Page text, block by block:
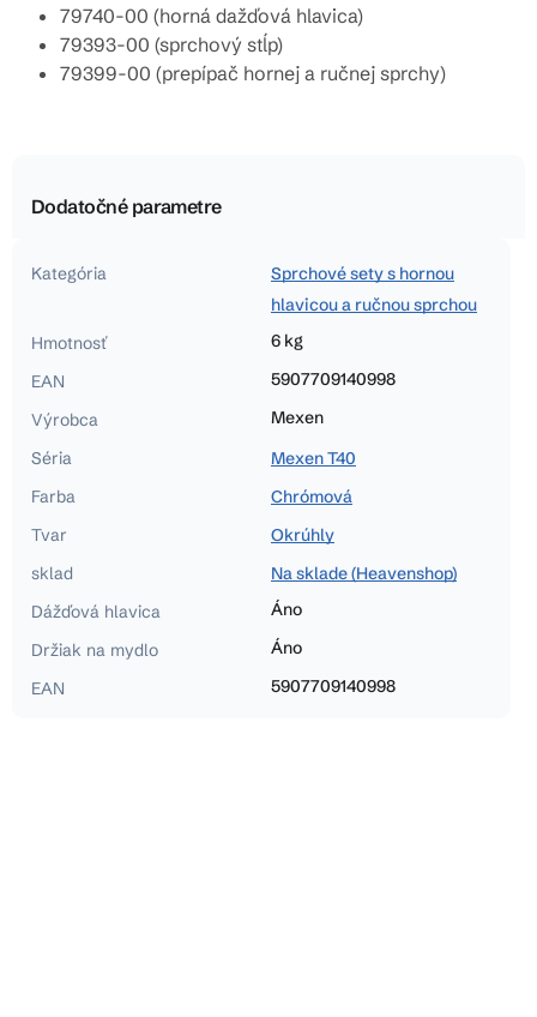
79740-00 (horná dažďová hlavica)
79393-00 (sprchový stĺp)
79399-00 (prepípač hornej a ručnej sprchy)
Dodatočné parametre
Kategória
Sprchové sety s hornou
hlavicou a ručnou sprchou
Hmotnosť
6 kg
EAN
5907709140998
Výrobca
Mexen
Séria
Mexen T40
Farba
Chrómová
Tvar
Okrúhly
sklad
Na sklade (Heavenshop)
Dážďová hlavica
Áno
Držiak na mydlo
Áno
EAN
5907709140998